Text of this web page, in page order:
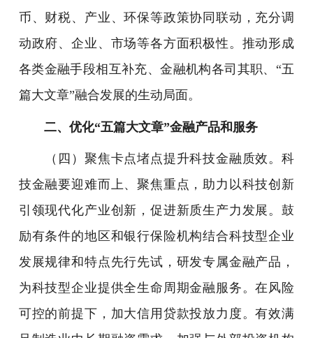
币、财税、产业、环保等政策协同联动，充分调
动政府、企业、市场等各方面积极性。推动形成
各类金融手段相互补充、金融机构各司其职、“五
篇大文章”融合发展的生动局面。
二、优化“五篇大文章”金融产品和服务
（四）聚焦卡点堵点提升科技金融质效。科
技金融要迎难而上、聚焦重点，助力以科技创新
引领现代化产业创新，促进新质生产力发展。鼓
励有条件的地区和银行保险机构结合科技型企业
发展规律和特点先行先试，研发专属金融产品，
为科技型企业提供全生命周期金融服务。在风险
可控的前提下，加大信用贷款投放力度。有效满